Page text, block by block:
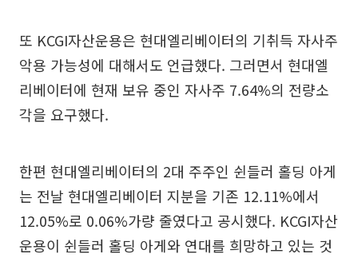
또 KCGI자산운용은 현대엘리베이터의 기취득 자사주
악용 가능성에 대해서도 언급했다. 그러면서 현대엘
리베이터에 현재 보유 중인 자사주 7.64%의 전량소
각을 요구했다.
한편 현대엘리베이터의 2대 주주인 쉰들러 홀딩 아게
는 전날 현대엘리베이터 지분을 기존 12.11%에서
12.05%로 0.06%가량 줄였다고 공시했다. KCGI자산
운용이 쉰들러 홀딩 아게와 연대를 희망하고 있는 것